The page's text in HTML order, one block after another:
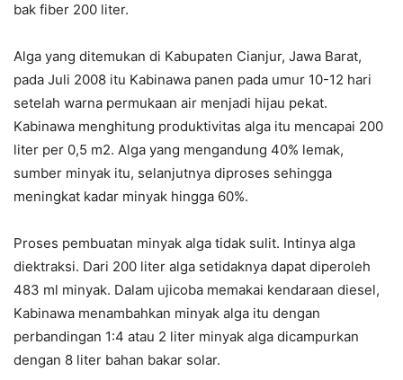
bak fiber 200 liter.
Alga yang ditemukan di Kabupaten Cianjur, Jawa Barat,
pada Juli 2008 itu Kabinawa panen pada umur 10-12 hari
setelah warna permukaan air menjadi hijau pekat.
Kabinawa menghitung produktivitas alga itu mencapai 200
liter per 0,5 m2. Alga yang mengandung 40% lemak,
sumber minyak itu, selanjutnya diproses sehingga
meningkat kadar minyak hingga 60%.
Proses pembuatan minyak alga tidak sulit. Intinya alga
diektraksi. Dari 200 liter alga setidaknya dapat diperoleh
483 ml minyak. Dalam ujicoba memakai kendaraan diesel,
Kabinawa menambahkan minyak alga itu dengan
perbandingan 1:4 atau 2 liter minyak alga dicampurkan
dengan 8 liter bahan bakar solar.